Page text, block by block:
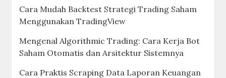
Cara Mudah Backtest Strategi Trading Saham
Menggunakan TradingView
Mengenal Algorithmic Trading: Cara Kerja Bot
Saham Otomatis dan Arsitektur Sistemnya
Cara Praktis Scraping Data Laporan Keuangan